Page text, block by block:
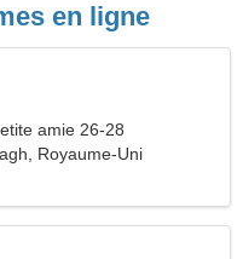
en ligne
amie 26-28
Royaume-Uni